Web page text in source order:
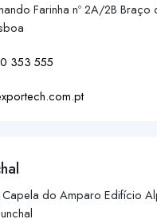
Farinha nº 2A/2B Braço
353 555
Capela do Amparo Edifício